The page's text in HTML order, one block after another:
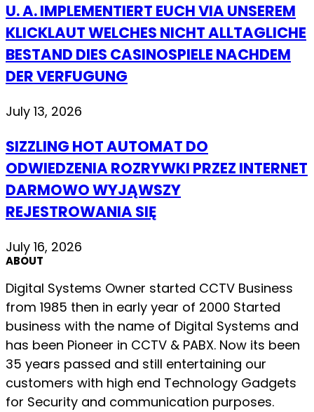
U. A. IMPLEMENTIERT EUCH VIA UNSEREM
KLICKLAUT WELCHES NICHT ALLTAGLICHE
BESTAND DIES CASINOSPIELE NACHDEM
DER VERFUGUNG
July 13, 2026
SIZZLING HOT AUTOMAT DO
ODWIEDZENIA ROZRYWKI PRZEZ INTERNET
DARMOWO WYJĄWSZY
REJESTROWANIA SIĘ
July 16, 2026
ABOUT
Digital Systems Owner started CCTV Business
from 1985 then in early year of 2000 Started
business with the name of Digital Systems and
has been Pioneer in CCTV & PABX. Now its been
35 years passed and still entertaining our
customers with high end Technology Gadgets
for Security and communication purposes.